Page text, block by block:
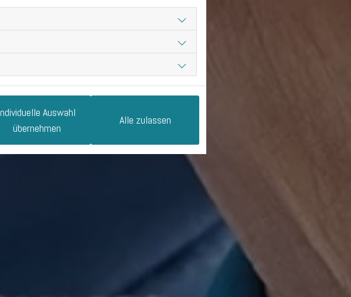
Auswahl
übernehmen
Alle zulassen